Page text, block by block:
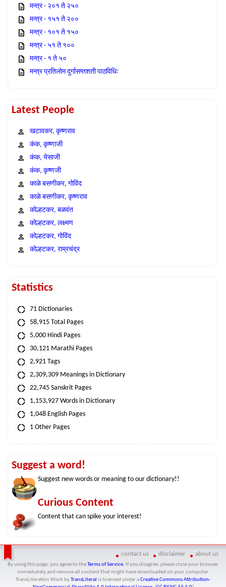
मन्त्र - २०१ ते २५०
मन्त्र - १५१ ते २००
मन्त्र - १०१ ते १५०
मन्त्र - ५१ ते १००
मन्त्र - १ ते ५०
मन्त्र प्रतिलोम दुर्गासप्तशती पाठविधिः
Latest People
खटावकर, कृष्णराव
कंक, कृष्णाजी
कंक, येसाजी
कंक, कृष्णजी
काळे बसणीकर, गोविंद
काळे बसणीकर, कृष्णराव
कोल्हटकर, बळवंत
कोल्हटकर, लक्ष्मण
कोल्हटकर, गोविंद
कोल्हटकर, राम्रचंद्र
Statistics
71 Dictionaries
58,915 Total Pages
5,000 Hindi Pages
30,121 Marathi Pages
2,921 Tags
2,309,309 Meanings in Dictionary
22,745 Sanskrit Pages
1,153,927 Words in Dictionary
1,048 English Pages
1 Other Pages
Suggest a word!
Suggest new words or meaning to our dictionary!!
Curious Content
Content that can spike your interest!
contact us disclaimer about us
By using this page, you agree to the Terms of Service. If you disagree, please close your browser
immediately and remove all content that might have downloaded on your computer.
TransLiteration Workby TransLiteral is licensed under aCreative Commons Attribution-